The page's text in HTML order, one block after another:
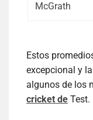
McGrath
Estos
excepcional y
algunos de los
cricket de Test.